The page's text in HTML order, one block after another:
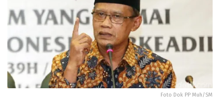
Foto Dok PP Muh/SM